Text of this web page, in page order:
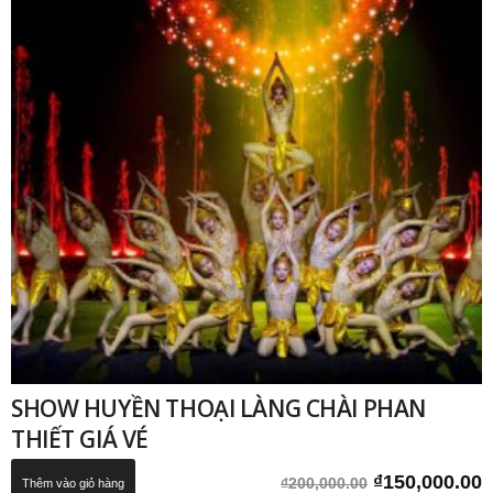
SHOW HUYỀN THOẠI LÀNG CHÀI PHAN
THIẾT GIÁ VÉ
₫200,000.00 Giá
₫150,000.00
Thêm vào giỏ hàng